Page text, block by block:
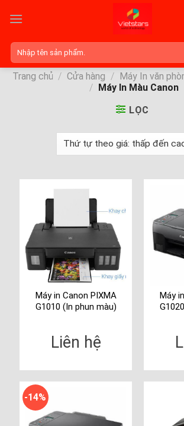
Tìm
kiếm:
Trang chủ / Cửa hàng / Máy In văn
/ Máy In Màu Canon
LỌC
Máy in Canon PIXMA
G1010 (In phun màu)
Liên hệ
Máy
-14%